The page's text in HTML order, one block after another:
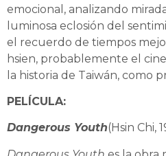
emocional, analizando
luminosa eclosión del
el recuerdo de tiempos
hsien, probablemente el
la historia de Taiwán, como
PELÍCULA:
Dangerous Youth(Hsin Chi,